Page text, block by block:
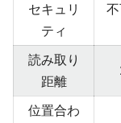
セキュリ
ティ
読み取り
距離
位置合わ